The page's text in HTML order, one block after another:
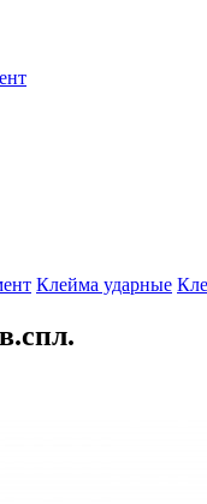
Клейма ударные